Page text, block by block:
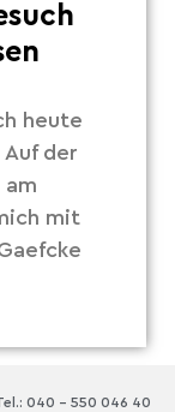
heute
Auf der
am
mit
040 – 550 046 40